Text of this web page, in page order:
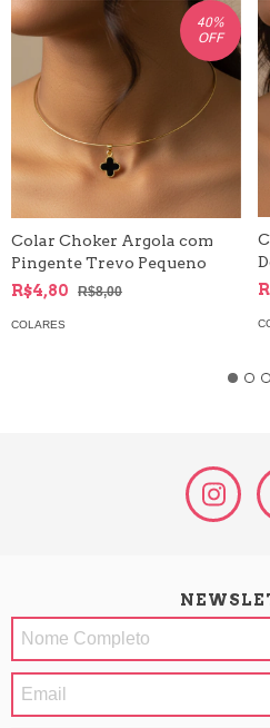
40%
OFF
Colar Choker Argola com
Pingente Trevo Pequeno
R$4,80
R$8,00
COLARES